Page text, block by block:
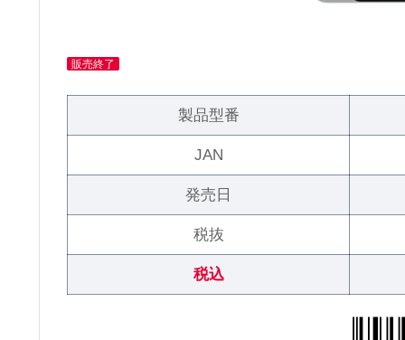
販売終了
製品型番
JAN
発売日
税抜
税込